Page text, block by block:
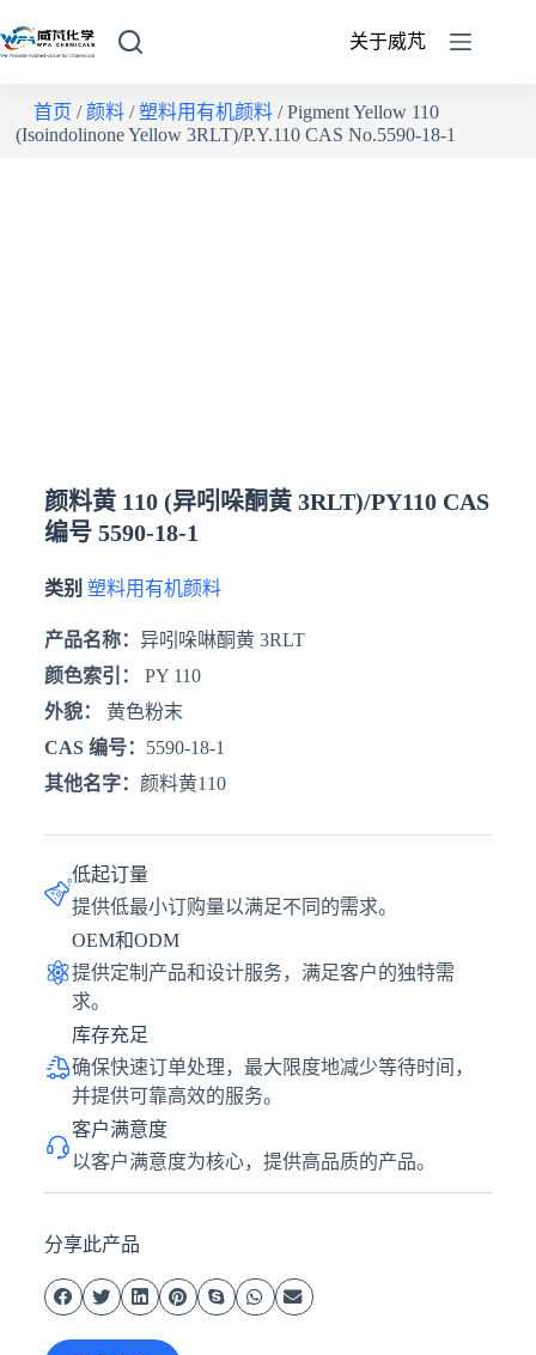
关于威芃
首页 / 颜料/塑料用有机颜料/ Pigment Yellow 110
(Isoindolinone Yellow 3RLT)/P.Y.110 CAS No.5590-18-1
颜料黄 110 (异吲哚酮黄 3RLT)/PY110 CAS
编号 5590-18-1
类别 塑料用有机颜料
产品名称： 异吲哚啉酮黄 3RLT
颜色索引：
PY 110
外貌：
黄色粉末
CAS 编号： 5590-18-1
其他名字： 颜料黄110
低起订量
提供低最小订购量以满足不同的需求。
OEM和ODM
提供定制产品和设计服务，满足客户的独特需
求。
库存充足
确保快速订单处理，最大限度地减少等待时间，
并提供可靠高效的服务。
客户满意度
以客户满意度为核心，提供高品质的产品。
分享此产品